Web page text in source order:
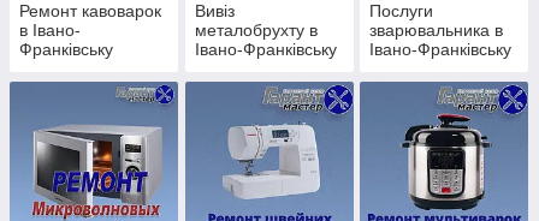
🚛 Викачка зливних ям в Івано-
Франківську
Оперативне обслуговування:
Викачка зливних ям
Викачка вигрібних ям
Викачка туалетів
Ремонт кавоварок
в Івано-
Франківську
Вивіз
металобрухту в
Івано-Франківську
Послуги
зварювальника в
Івано-Франківську